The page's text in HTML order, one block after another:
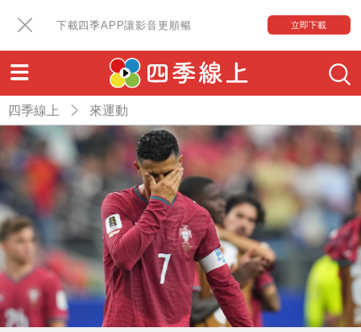
下載四季APP讓影音更順暢 立即下載
四季線上 來運動